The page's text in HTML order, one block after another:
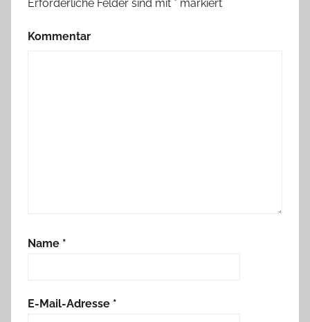
Erforderliche Felder sind mit * markiert
Kommentar
Name *
E-Mail-Adresse *